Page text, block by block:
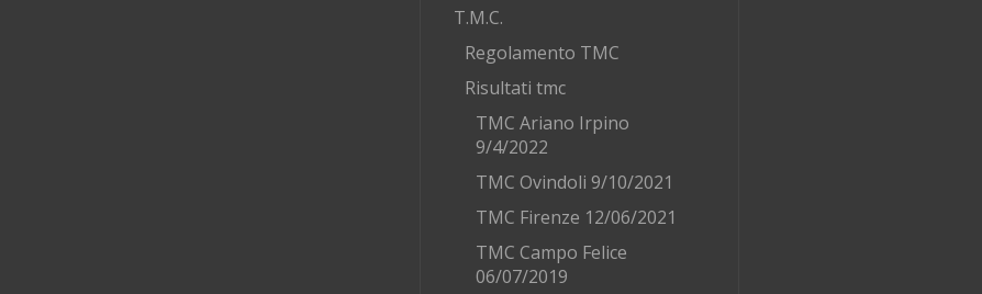
T.M.C.
Regolamento TMC
Risultati tmc
TMC Ariano Irpino
9/4/2022
TMC Ovindoli 9/10/2021
TMC Firenze 12/06/2021
TMC Campo Felice
06/07/2019